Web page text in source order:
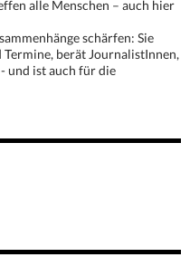
alle Menschen – auch hier
schärfen: Sie
Termine, berät JournalistInnen,
und ist auch für die